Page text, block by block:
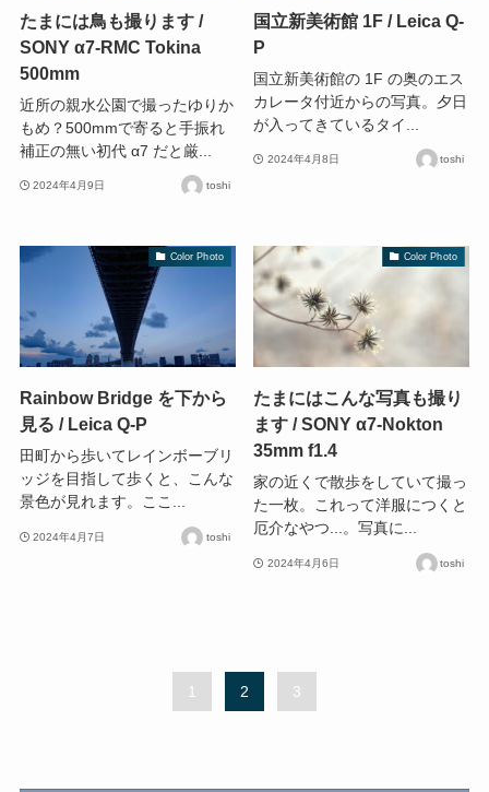
たまには鳥も撮ります /
SONY α7-RMC Tokina
500mm
近所の親水公園で撮ったゆりか
もめ？500mmで寄ると手振れ
補正の無い初代 α7 だと厳...
2024年4月9日 toshi
国立新美術館 1F / Leica Q-
P
国立新美術館の 1F の奥のエス
カレータ付近からの写真。夕日
が入ってきているタイ...
2024年4月8日 toshi
Color Photo
Rainbow Bridge を下から
見る / Leica Q-P
田町から歩いてレインボーブリ
ッジを目指して歩くと、こんな
景色が見れます。ここ...
2024年4月7日 toshi
Color Photo
たまにはこんな写真も撮り
ます / SONY α7-Nokton
35mm f1.4
家の近くで散歩をしていて撮っ
た一枚。これって洋服につくと
厄介なやつ...。写真に...
2024年4月6日 toshi
1 2 3